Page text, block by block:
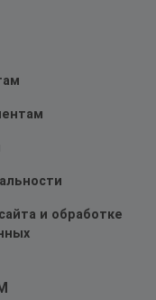
и обработке